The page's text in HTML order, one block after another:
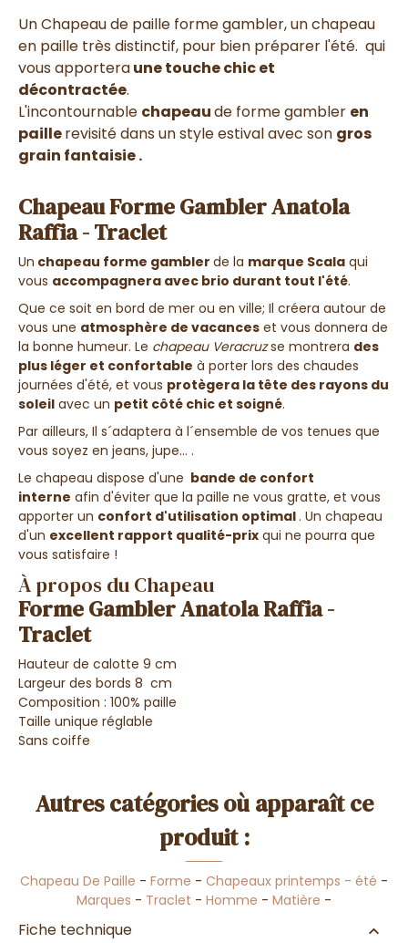
Un Chapeau de paille forme gambler, un chapeau
en paille très distinctif, pour bien préparer l'été. qui
vous apporteraune touche chic et
décontractée.
L'incontournable chapeaude forme gambler en
paillerevisité dans un style estival avec son gros
grain fantaisie .
Chapeau Forme Gambler Anatola
Raffia - Traclet
Un chapeau forme gambler de la marque Scala qui
vous accompagnera avec brio durant tout l'été.
Que ce soit en bord de mer ou en ville; Il créera autour de
vous une atmosphère de vacances et vous donnera de
la bonne humeur. Le chapeau Veracruzse montrera des
plus léger et confortable à porter lors des chaudes
journées d'été, et vous protègera la tête des rayons du
soleil avec un petit côté chic et soigné.
Par ailleurs, Il s´adaptera à l´ensemble de vos tenues que
vous soyez en jeans, jupe... .
Le chapeau dispose d'une bande de confort
interne afin d'éviter que la paille ne vous gratte, et vous
apporter un confort d'utilisation optimal. Un chapeau
d'un excellent rapport qualité-prix qui ne pourra que
vous satisfaire !
À propos du Chapeau
Forme Gambler Anatola Raffia -
Traclet
Hauteur de calotte 9 cm
Largeur des bords 8 cm
Composition : 100% paille
Taille unique réglable
Sans coiffe
Autres catégories où apparaît ce
produit :
Chapeau De Paille - Forme - Chapeaux printemps - été -
Marques - Traclet - Homme - Matière -
Fiche technique